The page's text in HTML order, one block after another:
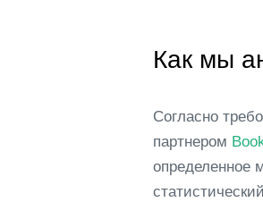
Как мы
Согласно
партнером
определенное